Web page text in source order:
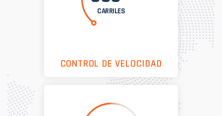
CARRILES
CONTROL DE VELOCIDAD